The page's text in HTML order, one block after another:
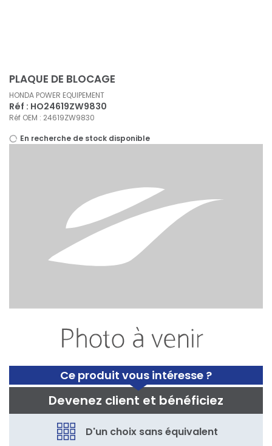
Ce produit vous intéresse ?
Devenez client et bénéficiez
D'un choix sans équivalent
PLAQUE DE BLOCAGE
HONDA POWER EQUIPEMENT
Réf : HO24619ZW9830
Réf OEM : 24619ZW9830
En recherche de stock disponible